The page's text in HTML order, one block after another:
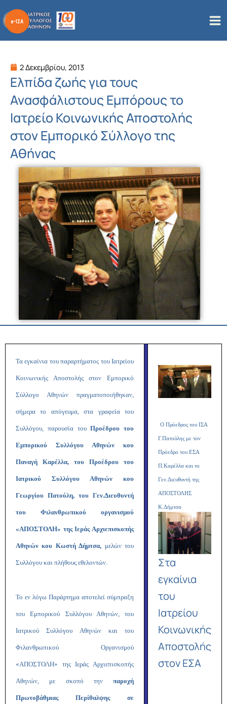
στο
περιεχόμενο
2 Δεκεμβρίου, 2013
Ελπίδα ζωής για τους
Ανασφάλιστους Εμπόρους το
Ιατρείο Κοινωνικής Αποστολής
στον Εμπορικό Σύλλογο της
Αθήνας
Τα εγκαίνια του παραρτήματος του Ιατρείου
Κοινωνικής Αποστολής στον Εμπορικό
Σύλλογο Αθηνών πραγματοποιήθηκαν,
σήμερα το απόγευμα, στα γραφεία του
Συλλόγου, παρουσία τουΠροέδρου του
Εμπορικού Συλλόγου Αθηνών κου
Παναγή Καρέλλα, του Προέδρου του
Ιατρικού Συλλόγου Αθηνών κου
Γεωργίου Πατούλη, του Γεν.Διευθυντή
του Φιλανθρωπικού οργανισμού
«ΑΠΟΣΤΟΛΗ» της Ιεράς Αρχιεπισκοπής
Αθηνών κου Κωστή Δήμτσα, μελών του
Συλλόγου και πλήθους εθελοντών.
Το εν λόγω Παράρτημα αποτελεί σύμπραξη
του Εμπορικού Συλλόγου Αθηνών, του
Ιατρικού Συλλόγου Αθηνών και του
Φιλανθρωπικού Οργανισμού
«ΑΠΟΣΤΟΛΗ» της Ιεράς Αρχιεπισκοπής
Αθηνών, με σκοπό την παροχή
Πρωτοβάθμιας Περίθαλψης σε
Ο Πρόεδρος του ΙΣΑ
Γ.Πατούλης με τον
Πρόεδρο του ΕΣΑ
Π.Καρέλλα και το
Γεν.Διευθυντή της
ΑΠΟΣΤΟΛΗΣ
Κ.Δήμτσα
Στα
εγκαίνια
του
Ιατρείου
Κοινωνικής
Αποστολής
στον ΕΣΑ